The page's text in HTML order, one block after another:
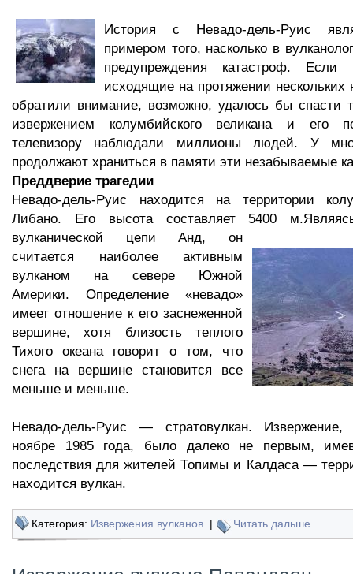
История с Невадо-дель-Руис
примером того, насколько в
предупреждения катастроф.
исходящие на протяжении нескольких
обратили внимание, возможно, удалось бы спасти
извержением колумбийского великана и его
телевизору наблюдали миллионы людей. У
продолжают храниться в памяти эти незабываемые
Преддверие трагедии
Невадо-дель-Руис находится на территории
Либано. Его высота составляет 5400 м.
вулканической цепи Анд, он
считается наиболее активным
вулканом на севере Южной
Америки. Определение «невадо»
имеет отношение к его заснеженной
вершине, хотя близость теплого
Тихого океана говорит о том, что
снега на вершине становится все
меньше и меньше.
Невадо-дель-Руис — стратовулкан.
ноябре 1985 года, было далеко не первым,
последствия для жителей Топимы и Калдаса —
находится вулкан.
Категория: Извержения вулканов | Читать дальше